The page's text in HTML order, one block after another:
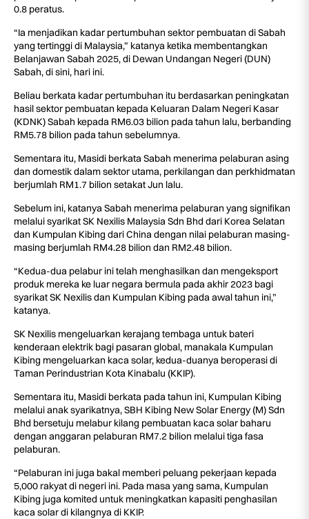
0.8 peratus.
“Ia menjadikan kadar pertumbuhan sektor pembuatan di Sabah
yang tertinggi di Malaysia,” katanya ketika membentangkan
Belanjawan Sabah 2025, di Dewan Undangan Negeri (DUN)
Sabah, di sini, hari ini.
Beliau berkata kadar pertumbuhan itu berdasarkan peningkatan
hasil sektor pembuatan kepada Keluaran Dalam Negeri Kasar
(KDNK) Sabah kepada RM6.03 bilion pada tahun lalu, berbanding
RM5.78 bilion pada tahun sebelumnya.
Sementara itu, Masidi berkata Sabah menerima pelaburan asing
dan domestik dalam sektor utama, perkilangan dan perkhidmatan
berjumlah RM1.7 bilion setakat Jun lalu.
Sebelum ini, katanya Sabah menerima pelaburan yang signifikan
melalui syarikat SK Nexilis Malaysia Sdn Bhd dari Korea Selatan
dan Kumpulan Kibing dari China dengan nilai pelaburan masing-
masing berjumlah RM4.28 bilion dan RM2.48 bilion.
“Kedua-dua pelabur ini telah menghasilkan dan mengeksport
produk mereka ke luar negara bermula pada akhir 2023 bagi
syarikat SK Nexilis dan Kumpulan Kibing pada awal tahun ini,”
katanya.
SK Nexilis mengeluarkan kerajang tembaga untuk bateri
kenderaan elektrik bagi pasaran global, manakala Kumpulan
Kibing mengeluarkan kaca solar, kedua-duanya beroperasi di
Taman Perindustrian Kota Kinabalu (KKIP).
Sementara itu, Masidi berkata pada tahun ini, Kumpulan Kibing
melalui anak syarikatnya, SBH Kibing New Solar Energy (M) Sdn
Bhd bersetuju melabur kilang pembuatan kaca solar baharu
dengan anggaran pelaburan RM7.2 bilion melalui tiga fasa
pelaburan.
“Pelaburan ini juga bakal memberi peluang pekerjaan kepada
5,000 rakyat di negeri ini. Pada masa yang sama, Kumpulan
Kibing juga komited untuk meningkatkan kapasiti penghasilan
kaca solar di kilangnya di KKIP.